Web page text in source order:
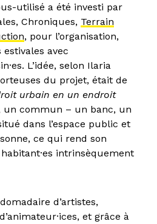
utilisé a été investi par
Chroniques, Terrain
, pour l’organisation,
avec
L’idée, selon Ilaria
du projet, était de
urbain en un endroit
un commun – un banc, un
dans l’espace public et
ce qui rend son
intrinsèquement
d’artistes,
et grâce à